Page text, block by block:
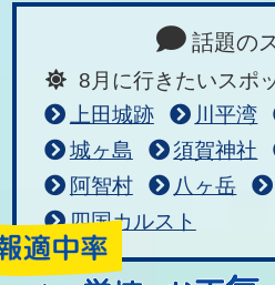
話題の
8月に行きたいスポ
上田城跡
川平湾
城ヶ島
須賀神社
阿智村
八ヶ岳
四国カルスト